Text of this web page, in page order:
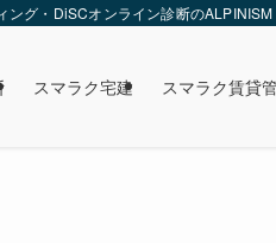
ング・DiSCオンライン診断のALPINISM
スマラク宅建 スマラク賃貸